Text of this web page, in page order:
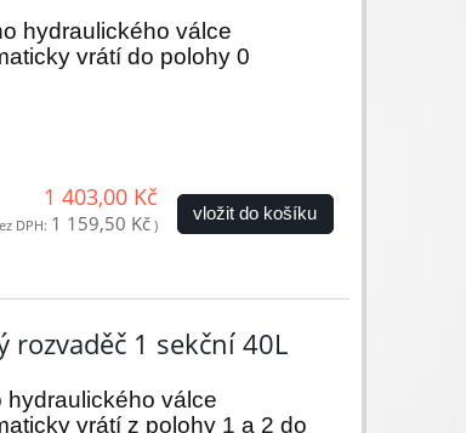
hydraulického válce
vrátí do polohy 0
1 403,00 Kč
DPH: 1 159,50 Kč)
vložit do košíku
1 sekční 40L
válce
vrátí z polohy 1 a 2 do